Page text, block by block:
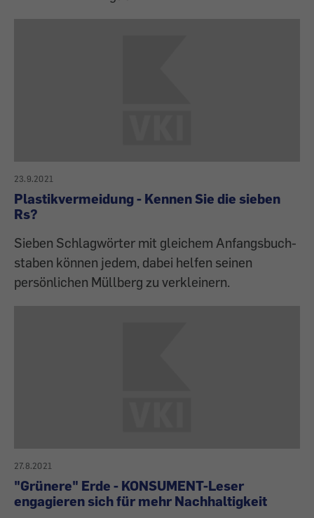
23.9.2021
Plastikvermeidung - Kennen Sie die sieben
Rs?
Sieben Schlagwörter mit gleichem Anfangsbuch­
staben können jedem, dabei helfen seinen
persönlichen Müllberg zu verkleinern.
27.8.2021
"Grünere" Erde - KONSUMENT-Leser
engagieren sich für mehr Nachhaltigkeit